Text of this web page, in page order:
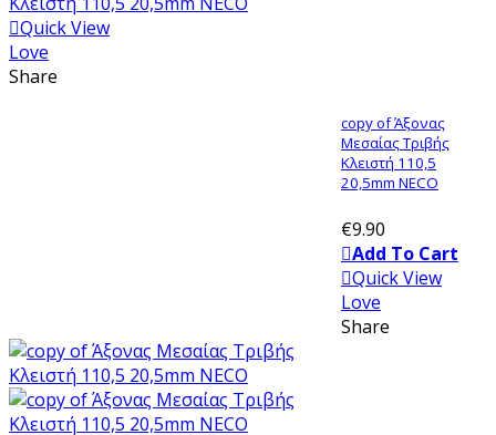
Quick View
Love
Share
copy of Άξονας
Μεσαίας Τριβής
Κλειστή 110,5
20,5mm NECO
€9.90
Add To Cart
Quick View
Love
Share